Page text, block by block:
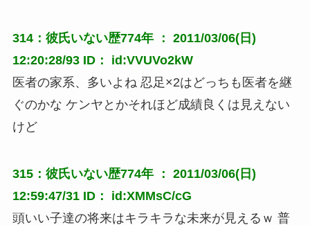
314：彼氏いない歴774年 ： 2011/03/06(日)
12:20:28/93 ID： id:VVUVo2kW
医者の家系、多いよね 忍足×2はどっちも医者を継
ぐのかな ケンヤとかそれほど成績良くは見えない
けど
315：彼氏いない歴774年 ： 2011/03/06(日)
12:59:47/31 ID： id:XMMsC/cG
頭いい子達の将来はキラキラな未来が見えるｗ 普